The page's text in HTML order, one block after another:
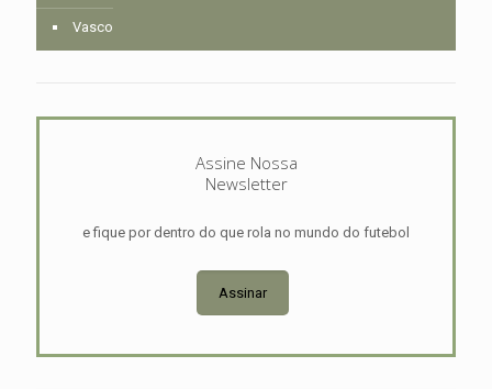
Vasco
Assine Nossa
Newsletter
e fique por dentro do que rola no mundo do futebol
Assinar